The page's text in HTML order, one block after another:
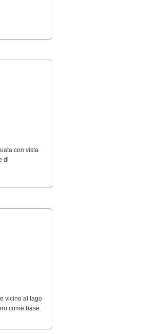
con vista
di
vicino al lago
come base.